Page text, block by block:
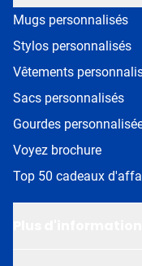
Mugs personnalisés
Stylos personnalisés
Vêtements
Sacs personnalisés
Gourdes
Voyez brochure
Top 50 cadeaux